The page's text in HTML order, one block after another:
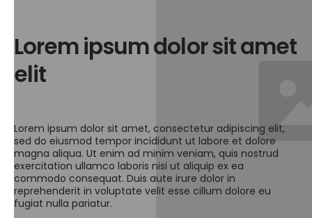
Lorem ipsum dolor sit amet
elit
Lorem ipsum dolor sit amet, consectetur adipiscing elit,
sed do eiusmod tempor incididunt ut labore et dolore
magna aliqua. Ut enim ad minim veniam, quis nostrud
exercitation ullamco laboris nisi ut aliquip ex ea
commodo consequat. Duis aute irure dolor in
reprehenderit in voluptate velit esse cillum dolore eu
fugiat nulla pariatur.